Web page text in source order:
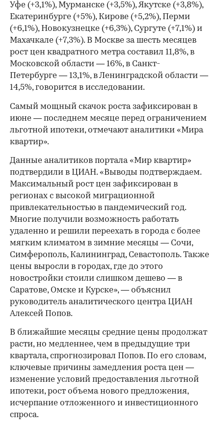
Уфе (+3,1%), Мурманске (+3,5%), Якутске (+3,8%),
Екатеринбурге (+5%), Кирове (+5,2%), Перми
(+6,1%), Новокузнецке (+6,3%), Сургуте (+7,1%) и
Махачкале (+7,3%). В Москве за шесть месяцев
рост цен квадратного метра составил 11,8%, в
Московской области — 16%, в Санкт-
Петербурге — 13,1%, в Ленинградской области —
14,5%, говорится в исследовании.
Самый мощный скачок роста зафиксирован в
июне — последнем месяце перед ограничением
льготной ипотеки, отмечают аналитики «Мира
квартир».
Данные аналитиков портала «Мир квартир»
подтвердили в ЦИАН. «Выводы подтверждаем.
Максимальный рост цен зафиксирован в
регионах с высокой миграционной
привлекательностью в пандемический год.
Многие получили возможность работать
удаленно и решили переехать в города с более
мягким климатом в зимние месяцы — Сочи,
Симферополь, Калининград, Севастополь. Также
цены выросли в городах, где до этого
новостройки стоили слишком дешево — в
Саратове, Омске и Курске», — объяснил
руководитель аналитического центра ЦИАН
Алексей Попов.
В ближайшие месяцы средние цены продолжат
расти, но медленнее, чем в предыдущие три
квартала, спрогнозировал Попов. По его словам,
ключевые причины замедления роста цен —
изменение условий предоставления льготной
ипотеки, рост объема нового предложения,
исчерпание отложенного и инвестиционного
спроса.